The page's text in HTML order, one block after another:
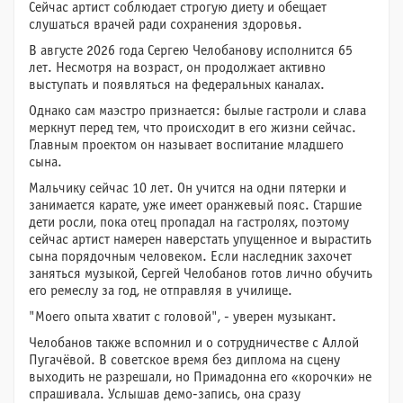
Сейчас артист соблюдает строгую диету и обещает
слушаться врачей ради сохранения здоровья.
В августе 2026 года Сергею Челобанову исполнится 65
лет. Несмотря на возраст, он продолжает активно
выступать и появляться на федеральных каналах.
Однако сам маэстро признается: былые гастроли и слава
меркнут перед тем, что происходит в его жизни сейчас.
Главным проектом он называет воспитание младшего
сына.
Мальчику сейчас 10 лет. Он учится на одни пятерки и
занимается карате, уже имеет оранжевый пояс. Старшие
дети росли, пока отец пропадал на гастролях, поэтому
сейчас артист намерен наверстать упущенное и вырастить
сына порядочным человеком. Если наследник захочет
заняться музыкой, Сергей Челобанов готов лично обучить
его ремеслу за год, не отправляя в училище.
"Моего опыта хватит с головой", - уверен музыкант.
Челобанов также вспомнил и о сотрудничестве с Аллой
Пугачёвой. В советское время без диплома на сцену
выходить не разрешали, но Примадонна его «корочки» не
спрашивала. Услышав демо-запись, она сразу